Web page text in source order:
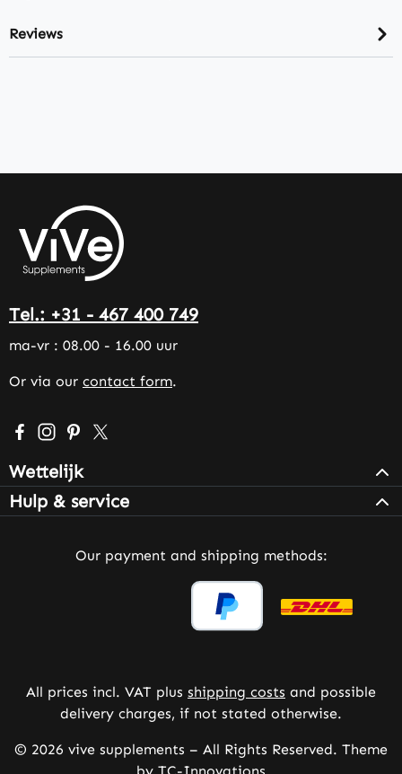
Reviews
Tel.: +31 - 467 400 749
ma-vr : 08.00 - 16.00 uur
Or via our contact form.
Visit us on Facebook – opens in a new browser tab
Check us out on Instagram – opens in a new
Get inspired on Pinterest – opens in a new
Follow us on X – opens in a new browser
Wettelijk
Hulp & service
Our payment and shipping methods:
All prices incl. VAT plus shipping costs and possible
delivery charges, if not stated otherwise.
© 2026 vive supplements – All Rights Reserved. Theme